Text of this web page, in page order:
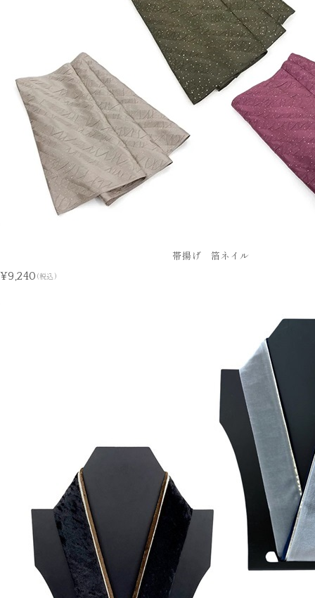
帯揚げ 箔ネイル
¥9,240 (税込)